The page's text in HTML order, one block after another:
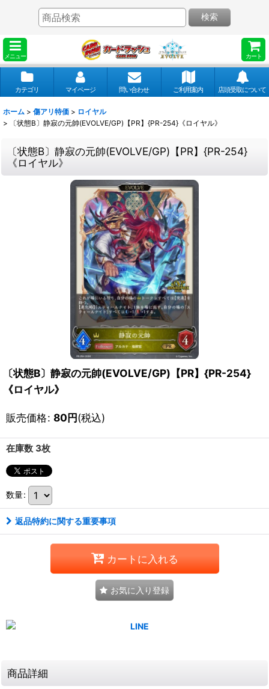
メニュー カート
検索
カテゴリ マイページ 問い合わせ ご利用案内 店頭受取について
ホーム > 傷アリ特価 > ロイヤル
>
〔状態B〕静寂の元帥(EVOLVE/GP)【PR】{PR-254}《ロイヤル》
〔状態B〕静寂の元帥(EVOLVE/GP)【PR】{PR-254}
《ロイヤル》
〔状態B〕静寂の元帥(EVOLVE/GP)【PR】{PR-254}
《ロイヤル》
販売価格: 80円(税込)
在庫数 3枚
数量:
返品特約に関する重要事項
カートに入れる
お気に入り登録
商品詳細